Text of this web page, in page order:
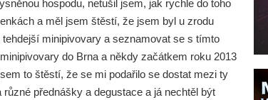
hospodu, netušil jsem, jak rychle do toho
a měl jsem štěstí, že jsem byl u zrodu
minipivovary a seznamovat se s tímto
do Brna a někdy začátkem roku 2013
to štěstí, že se mi podařilo se dostat mezi ty
přednášky a degustace a já nechtěl být